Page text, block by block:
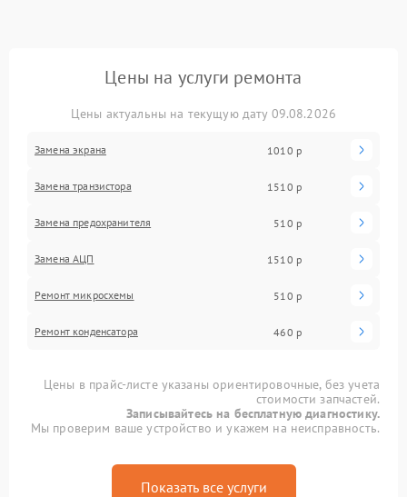
Цены на услуги ремонта
Цены актуальны на текущую дату 09.08.2026
Замена экрана 1010 р
Замена транзистора 1510 р
Замена предохранителя 510 р
Замена АЦП 1510 р
Ремонт микросхемы 510 р
Ремонт конденсатора 460 р
Цены в прайс-листе указаны ориентировочные, без учета
стоимости запчастей.
Записывайтесь на бесплатную диагностику.
Мы проверим ваше устройство и укажем на неисправность.
Показать все услуги